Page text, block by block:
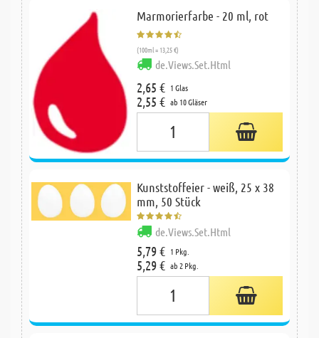
Marmorierfarbe - 20 ml, rot
(100ml = 13,25 €)
de.Views.Set.Html
2,65 € 1 Glas
2,55 € ab 10 Gläser
Kunststoffeier - weiß, 25 x 38
mm, 50 Stück
de.Views.Set.Html
5,79 € 1 Pkg.
5,29 € ab 2 Pkg.